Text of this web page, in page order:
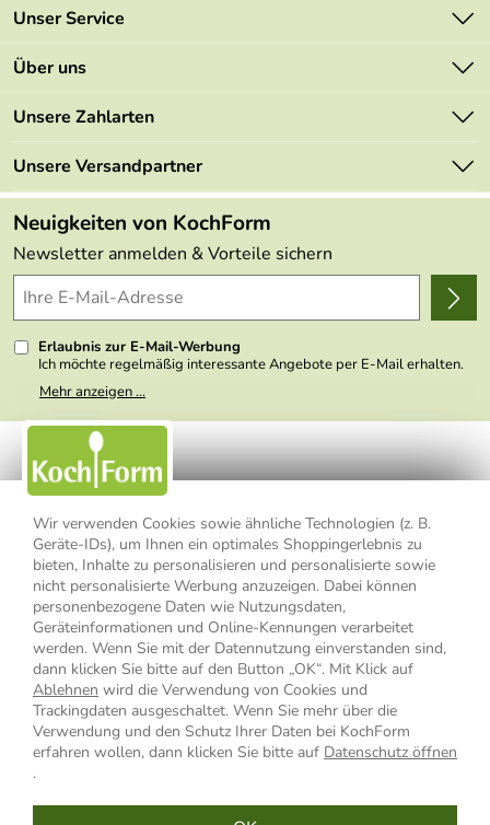
Wir verwenden Cookies sowie ähnliche Technologien (z. B.
Geräte-IDs), um Ihnen ein optimales Shoppingerlebnis zu
bieten, Inhalte zu personalisieren und personalisierte sowie
nicht personalisierte Werbung anzuzeigen. Dabei können
personenbezogene Daten wie Nutzungsdaten,
Geräteinformationen und Online-Kennungen verarbeitet
werden. Wenn Sie mit der Datennutzung einverstanden sind,
dann klicken Sie bitte auf den Button „OK“. Mit Klick auf
Ablehnen wird die Verwendung von Cookies und
Trackingdaten ausgeschaltet. Wenn Sie mehr über die
Verwendung und den Schutz Ihrer Daten bei KochForm
erfahren wollen, dann klicken Sie bitte auf Datenschutz öffnen
.
Unser Service
Kontakt
Mehrwertsteuerfrei
Retourenportal
FAQs
Lieferbedingungen
Delivery Terms
Kundenlogin
Über uns
Marken
Angebote
Made in Germany
Themen
Wir über uns
Presse
Unsere Zahlarten
Unsere Versandpartner
Neuigkeiten von KochForm
Newsletter anmelden & Vorteile sichern
Erlaubnis zur E-Mail-Werbung
Ich möchte regelmäßig interessante Angebote per E-Mail erhalten.
Meine E-Mail-Adresse wird nicht an andere Unternehmen
weitergegeben. Zu statistischen Zwecken wird in anonymer Form
nicht erkennbar, welche konkrete Person geklickt hat. Diese
Einwilligung zur Nutzung meiner E-Mail- Adresse für Werbezwecke
kann ich jederzeit mit Wirkung für die Zukunft widerrufen, indem ich
den Link "Abmelden" am Ende des Newsletters anklicke oder die
Option Newsletter im Mitgliederbereich deaktiviere. Die
Mehr anzeigen ...
Impressum Datenschutzerklärung
AGB
Widerrufsbelehrung
Widerrufsformular
Vertrag widerrufen
* Alle Preisangaben inkl. MwSt., bis 49,90 € Bestellwert zzgl.
Versandkosten, ab 49,90 € Bestellwert inkl.Versandkosteninnerhalb